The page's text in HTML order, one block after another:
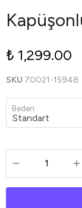
₺ 1,299.00
SKU 70021-15948
Beden